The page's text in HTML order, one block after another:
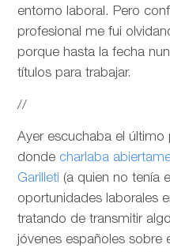
entorno laboral. Pero
profesional me fui
porque hasta la fecha
títulos para trabajar.
//
Ayer escuchaba el
donde charlaba
Garilleti (a quien no tenía
oportunidades laborales
tratando de transmitir
jóvenes españoles sobre